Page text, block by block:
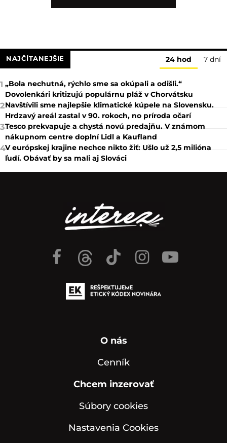
NAJČÍTANEJŠIE 24 hod 7 dní
1 „Bola nechutná, rýchlo sme sa okúpali a odišli.“
Dovolenkári kritizujú populárnu pláž v Chorvátsku
2Navštívili sme najlepšie klimatické kúpele na Slovensku.
Hrdzavý areál zastal v 90. rokoch, no príroda očarí
3Tesco prekvapuje a chystá novú predajňu. V známom
nákupnom centre doplní Lidl a Kaufland
4V európskej krajine nechce nikto žiť: Ušlo už 2,5 milióna
ľudí. Obávať by sa mali aj Slováci
O nás
Cenník
Chcem inzerovať
Súbory cookies
Nastavenia Cookies